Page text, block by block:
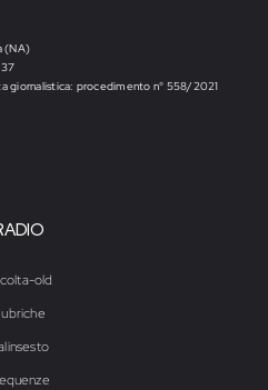
old
(NA)
giornalistica: procedimento n° 558/2021